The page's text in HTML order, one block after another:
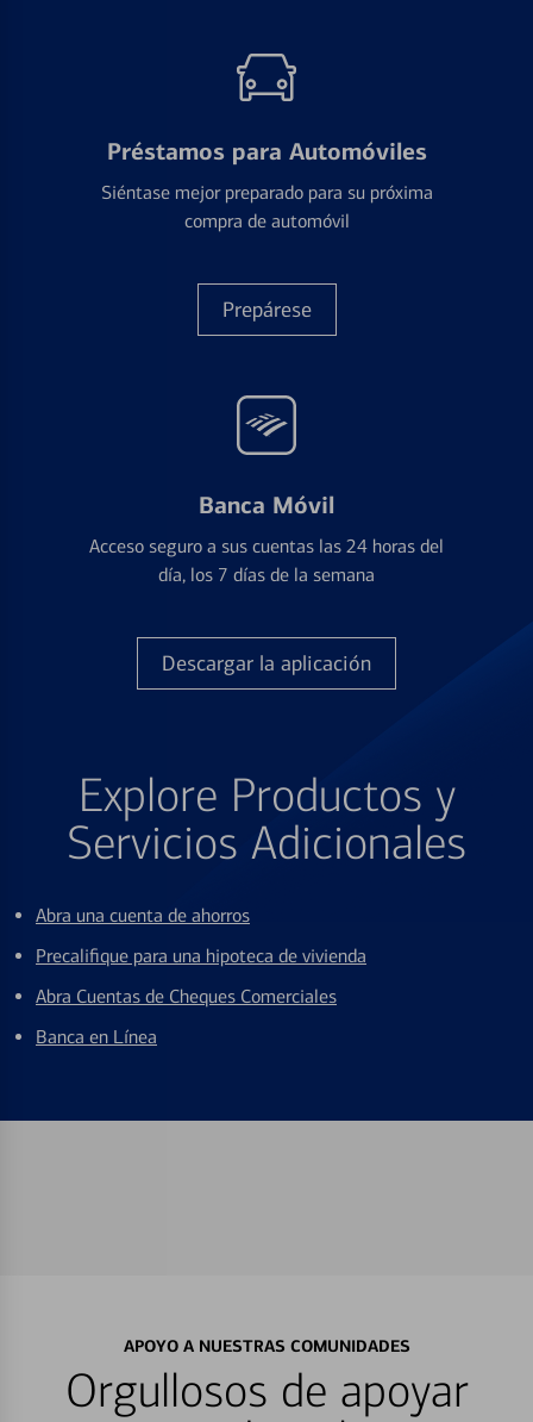
Préstamos para Automóviles
Siéntase mejor preparado para su próxima
compra de automóvil
Prepárese
Banca Móvil
Acceso seguro a sus cuentas las 24 horas del
día, los 7 días de la semana
Descargar la aplicación
Explore Productos y
Servicios Adicionales
Abra una cuenta de ahorros
Precalifique para una hipoteca de vivienda
Abra Cuentas de Cheques Comerciales
Banca en Línea
APOYO A NUESTRAS COMUNIDADES
Orgullosos de apoyar